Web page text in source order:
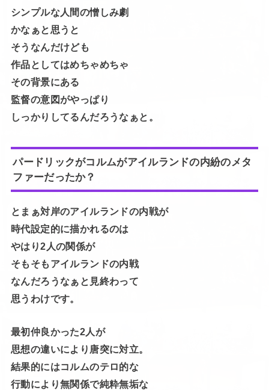
シンプルな人間の憎しみ劇
かなぁと思うと
そうなんだけども
作品としてはめちゃめちゃ
その背景にある
監督の意図がやっぱり
しっかりしてるんだろうなぁと。
パードリックがコルムがアイルランドの内紛のメタ
ファーだったか？
とまぁ対岸のアイルランドの内戦が
時代設定的に描かれるのは
やはり2人の関係が
そもそもアイルランドの内戦
なんだろうなぁと見終わって
思うわけです。
最初仲良かった2人が
思想の違いにより唐突に対立。
結果的にはコルムのテロ的な
行動により無関係で純粋無垢な